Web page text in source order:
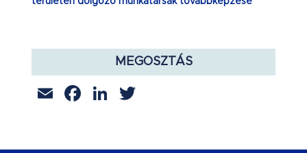
MEGOSZTÁS
EmailFacebook
LinkedIn